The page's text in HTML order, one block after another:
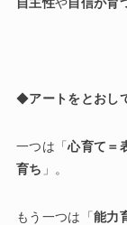
◆アートをとおし
一つは「心育て＝
育ち 」。
もう一つは「能力